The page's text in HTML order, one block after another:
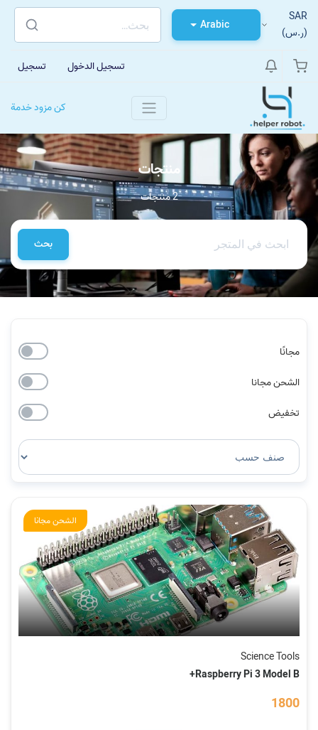
SAR
(ر.س)
Arabic
تسجيل الدخول تسجيل
كن مزود خدمة
منتجات
2 منتجات
بحث
مجانًا
الشحن مجانا
تخفيض
الشحن مجانا
Science Tools
Raspberry Pi 3 Model B+
1800